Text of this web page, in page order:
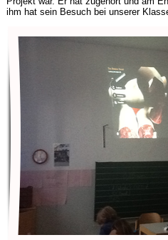
ihm hat sein Besuch bei unserer